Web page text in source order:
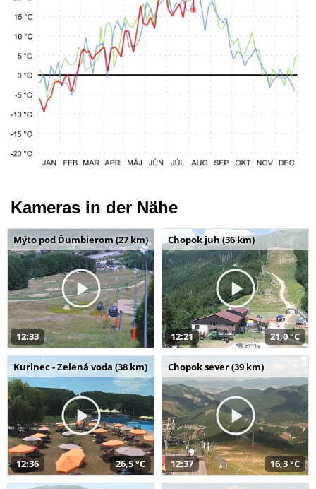
Kameras in der Nähe
Mýto pod Ďumbierom (27 km)
12:33
Chopok juh (36 km)
12:21 21,0 °C
Kurinec - Zelená voda (38 km)
12:36 26,5 °C
Chopok sever (39 km)
12:37 16,3 °C